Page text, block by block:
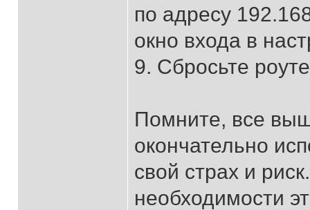
по адресу
окно входа в
9. Сбросьте
Помните, все
окончательно
свой страх и
необходимости